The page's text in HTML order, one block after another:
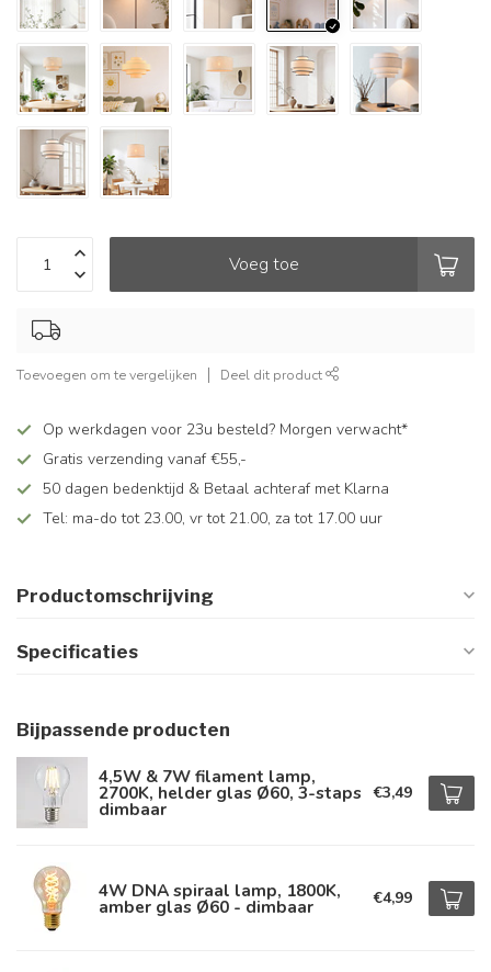
Voeg toe
Toevoegen om te vergelijken Deel dit product
Op werkdagen voor 23u besteld? Morgen verwacht*
Gratis verzending vanaf €55,-
50 dagen bedenktijd & Betaal achteraf met Klarna
Tel: ma-do tot 23.00, vr tot 21.00, za tot 17.00 uur
Productomschrijving
Specificaties
Bijpassende producten
4,5W & 7W filament lamp,
2700K, helder glas Ø60, 3-staps
dimbaar
€3,49
4W DNA spiraal lamp, 1800K,
amber glas Ø60 - dimbaar €4,99